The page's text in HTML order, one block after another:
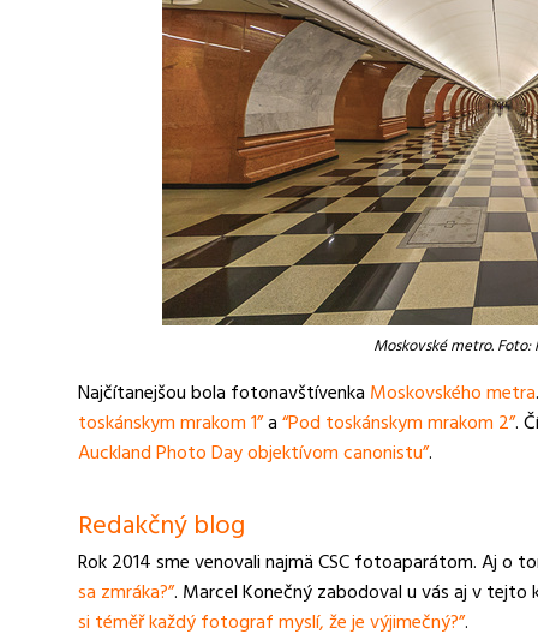
Moskovské metro. Foto:
Najčítanejšou bola fotonavštívenka Moskovského metra
toskánskym mrakom 1”a“Pod toskánskym mrakom 2”.
Auckland Photo Day objektívom canonistu”.
Redakčný blog
Rok 2014 sme venovali najmä CSC fotoaparátom. Aj o
sa zmráka?”. Marcel Konečný zabodoval u vás aj v
si téměř každý fotograf myslí, že je výjimečný?”.